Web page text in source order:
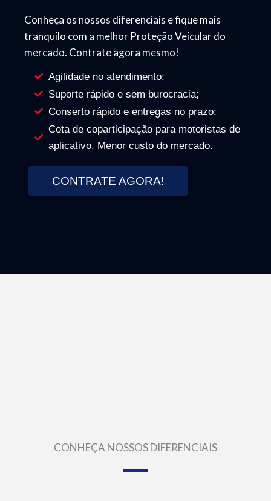
Conheça os nossos diferenciais e fique mais
tranquilo com a melhor Proteção Veicular do
mercado. Contrate agora mesmo!
Agilidade no atendimento;
Suporte rápido e sem burocracia;
Conserto rápido e entregas no prazo;
Cota de coparticipação para motoristas de
aplicativo. Menor custo do mercado.
CONTRATE AGORA!
CONHEÇA NOSSOS DIFERENCIAIS